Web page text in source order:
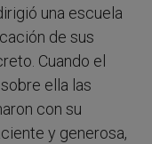
una escuela
de sus
Cuando el
ella las
con su
y generosa,